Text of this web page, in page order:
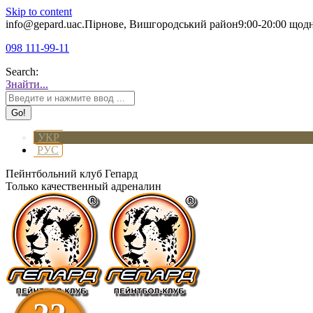
Skip to content
info@gepard.uaс.Пірнове, Вишгородський район9:00-20:00
098 111-99-11
Search:
Знайти...
УКР
РУС
Пейнтбольний клуб Гепард
Только качественный адреналин